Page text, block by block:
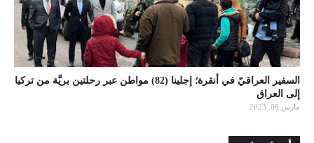
السفير العراقيّ في أنقرة؛ إجلينا (82) مواطن عبر رحلتين بريَّة من تركيا
إلى العراق
مارس 06, 2023